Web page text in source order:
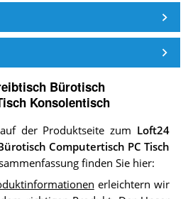
Bürotisch
Konsolentisch
der Produktseite zum Loft24
Computertisch PC Tisch
finden Sie hier:
erleichtern wir